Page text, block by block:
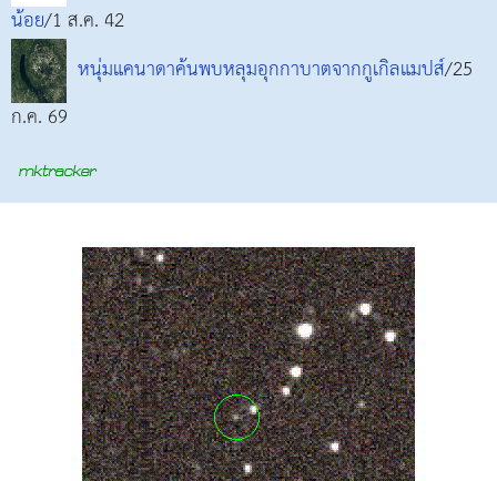
น้อย/1 ส.ค. 42
หนุ่มแคนาดาค้นพบหลุมอุกกาบาตจากกูเกิลแมปส์/25
ก.ค. 69